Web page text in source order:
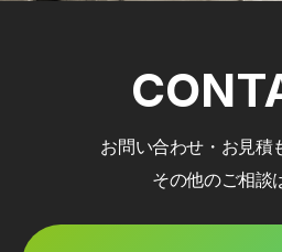
お問い合わせ・お見積
その他のご相談